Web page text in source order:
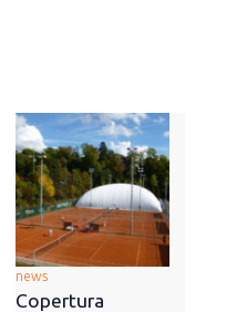
news
Copertura